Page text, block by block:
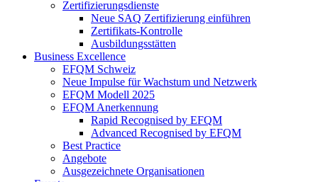
Zertifizierungsdienste
Neue SAQ Zertifizierung einführen
Zertifikats-Kontrolle
Ausbildungsstätten
Business Excellence
EFQM Schweiz
Neue Impulse für Wachstum und Netzwerk
EFQM Modell 2025
EFQM Anerkennung
Rapid Recognised by EFQM
Advanced Recognised by EFQM
Best Practice
Angebote
Ausgezeichnete Organisationen